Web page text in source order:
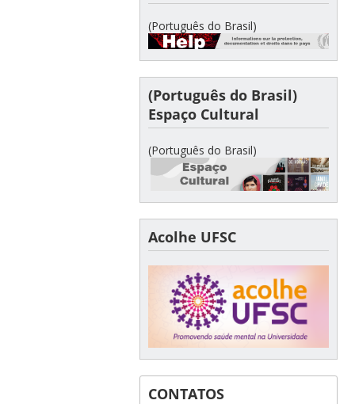
(Português do Brasil)
(Português do Brasil)
Espaço Cultural
(Português do Brasil)
Acolhe UFSC
CONTATOS